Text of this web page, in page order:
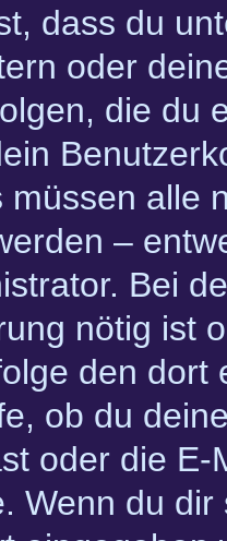
dass du
oder
die du
müssen alle
–
Bei
nötig ist
den dort
ob du
oder die
Wenn du